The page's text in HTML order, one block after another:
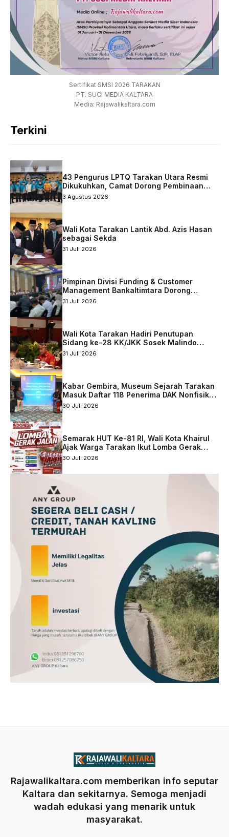
Sertifikat SMSI 2026 TARAKAN
PT. SUCI MEDIA KALTARA
Media: Rajawalikaltara.com
Terkini
43 Pengurus LPTQ Tarakan Utara Resmi
Dikukuhkan, Camat Dorong Pembinaan
Qurani Berkelanjutan
3 Agustus 2026
Wali Kota Tarakan Lantik Abd. Azis Hasan
sebagai Sekda
31 Juli 2026
Pimpinan Divisi Funding & Customer
Management Bankaltimtara Dorong
Percepatan Digitalisasi Keuangan di Kota
31 Juli 2026
Wali Kota Tarakan Hadiri Penutupan
Sidang ke-28 KK/JKK Sosek Malindo
Tingkat Kaltara–Sabah
31 Juli 2026
Kabar Gembira, Museum Sejarah Tarakan
Masuk Daftar 118 Penerima DAK Nonfisik
2027
30 Juli 2026
Semarak HUT Ke-81 RI, Wali Kota Khairul
Ajak Warga Tarakan Ikut Lomba Gerak
Jalan
30 Juli 2026
Rajawalikaltara.com memberikan info seputar
Kaltara dan sekitarnya. Semoga menjadi
wadah edukasi yang menarik untuk
masyarakat.